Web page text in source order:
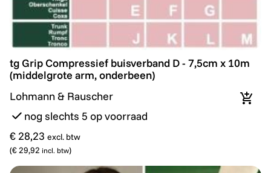
tg Grip Compressief buisverband D - 7,5cm x 10m
tg Grip Compressief buisverband D - 7,5cm x 10m
(middelgrote arm, onderbeen)
Lohmann & Rauscher
nog slechts 5 op voorraad
€ 28,23 excl. btw
(€ 29,92 incl. btw)
In